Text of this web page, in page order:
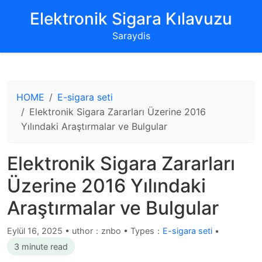
‌Elektronik Sigara Kılavuzu‌
Saraydis
HOME
E-sigara seti
Elektronik Sigara Zararları Üzerine 2016
Yılındaki Araştırmalar ve Bulgular
Elektronik Sigara Zararları
Üzerine 2016 Yılındaki
Araştırmalar ve Bulgular
Eylül 16, 2025 • uthor：znbo • Types： E-sigara seti •
3 minute read